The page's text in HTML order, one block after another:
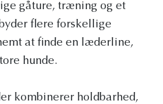
gåture, træning og et
flere forskellige
at finde en læderline,
hunde.
kombinerer holdbarhed,